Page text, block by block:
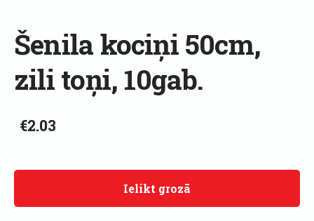
Šenila kociņi 50cm,
zili toņi, 10gab.
€2.03
Ielikt grozā